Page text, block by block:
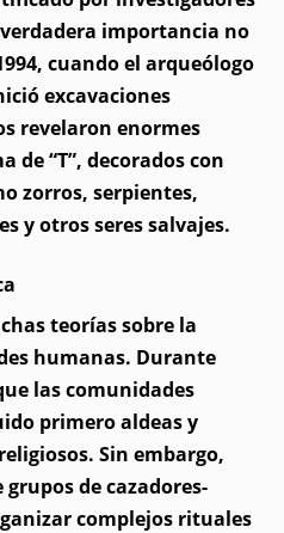
verdadera importancia no
cuando el arqueólogo
excavaciones
revelaron enormes
de “T”, decorados con
zorros, serpientes,
y otros seres salvajes.
teorías sobre la
humanas. Durante
las comunidades
primero aldeas y
Sin embargo,
grupos de cazadores-
complejos rituales